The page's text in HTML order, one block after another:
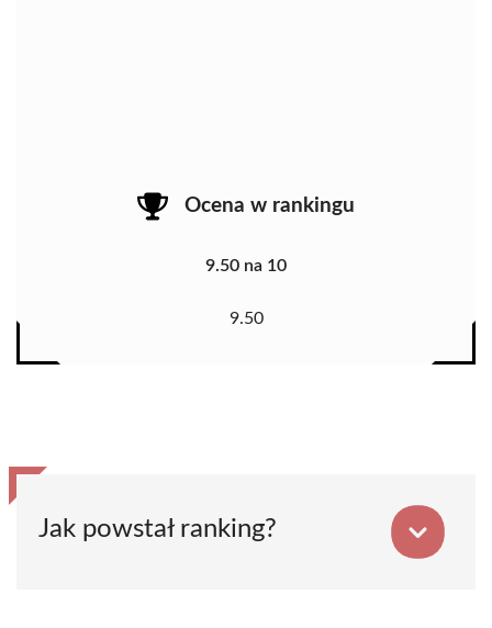
Ocena w rankingu
9.50 na 10
9.50
Jak powstał ranking?